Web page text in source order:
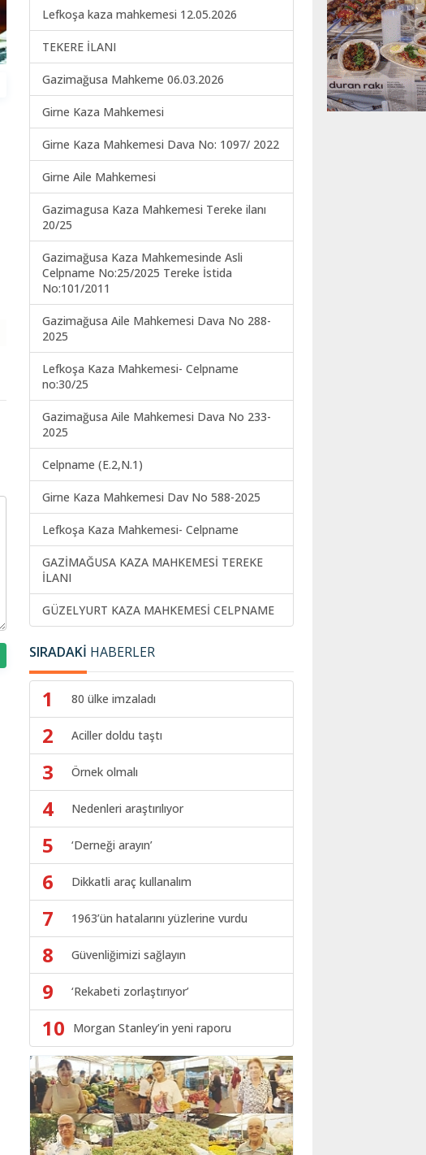
Lefkoşa kaza mahkemesi 12.05.2026
TEKERE İLANI
Gazimağusa Mahkeme 06.03.2026
Girne Kaza Mahkemesi
Girne Kaza Mahkemesi Dava No: 1097/ 2022
Girne Aile Mahkemesi
Gazimagusa Kaza Mahkemesi Tereke ilanı
20/25
Gazimağusa Kaza Mahkemesinde Asli
Celpname No:25/2025 Tereke İstida
No:101/2011
Gazimağusa Aile Mahkemesi Dava No 288-
2025
Lefkoşa Kaza Mahkemesi- Celpname
no:30/25
Gazimağusa Aile Mahkemesi Dava No 233-
2025
Celpname (E.2,N.1)
Girne Kaza Mahkemesi Dav No 588-2025
Lefkoşa Kaza Mahkemesi- Celpname
GAZİMAĞUSA KAZA MAHKEMESİ TEREKE
İLANI
GÜZELYURT KAZA MAHKEMESİ CELPNAME
SIRADAKİ HABERLER
1 80 ülke imzaladı
2 Aciller doldu taştı
3 Örnek olmalı
4 Nedenleri araştırılıyor
5 ‘Derneği arayın’
6 Dikkatli araç kullanalım
7 1963’ün hatalarını yüzlerine vurdu
8 Güvenliğimizi sağlayın
9 ‘Rekabeti zorlaştırıyor’
10 Morgan Stanley’in yeni raporu